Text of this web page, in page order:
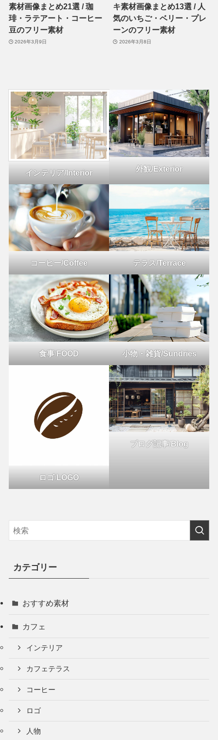
素材画像まとめ21選 / 珈
琲・ラテアート・コーヒー
豆のフリー素材
2026年3月9日
キ素材画像まとめ13選 / 人
気のいちご・ベリー・プレ
ーンのフリー素材
2026年3月8日
インテリア/Interior 外観/Exterior
コーヒー/Coffee テラス/Terrace
食事/FOOD 小物・雑貨/Sundries
ロゴ/LOGO
ブログ記事/Blog
カテゴリー
おすすめ素材
カフェ
インテリア
カフェテラス
コーヒー
ロゴ
人物